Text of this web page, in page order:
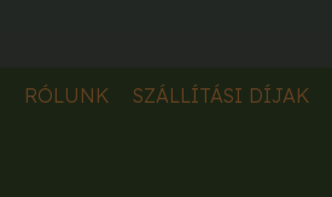
RÓLUNK SZÁLLÍTÁSI DÍJAK